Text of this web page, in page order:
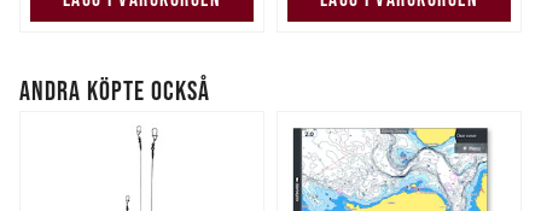
ANDRA KÖPTE OCKSÅ